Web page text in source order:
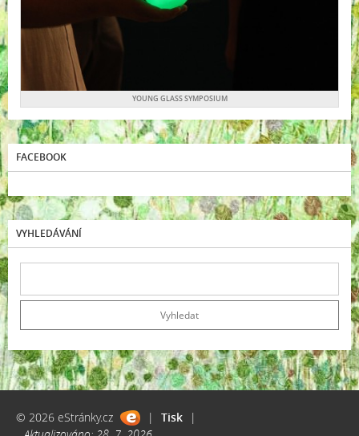
YOUNG GLASS SYMPOSIUM
FACEBOOK
VYHLEDÁVÁNÍ
© 2026 eStránky.cz | Tisk
|